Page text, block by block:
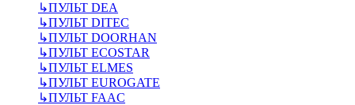
↳ПУЛЬТ DEA
↳ПУЛЬТ DITEC
↳ПУЛЬТ DOORHAN
↳ПУЛЬТ ECOSTAR
↳ПУЛЬТ ELMES
↳ПУЛЬТ EUROGATE
↳ПУЛЬТ FAAC